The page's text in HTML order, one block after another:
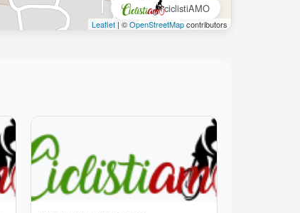
ciclistiAMO
Leaflet | ©OpenStreetMapcontributors